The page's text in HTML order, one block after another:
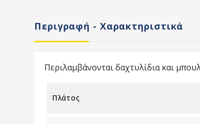
Περιγραφή - Χαρακτηριστικά
Περιλαμβάνονται δαχτυλίδια και
Πλάτος